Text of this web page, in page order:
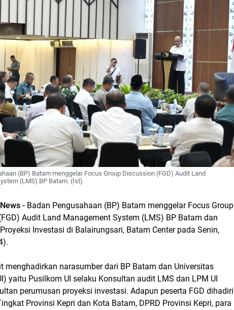
(BP) Batam menggelar Focus Group Discussion (FGD) Audit Land
(LMS) BP Batam. (Ist)
- Badan Pengusahaan (BP) Batam menggelar Focus Group
Audit Land Management System (LMS) BP Batam dan
Investasi di Balairungsari, Batam Center pada Senin,
menghadirkan narasumber dari BP Batam dan Universitas
yaitu Pusilkom UI selaku Konsultan audit LMS dan LPM UI
perumusan proyeksi investasi. Adapun peserta FGD dihadiri
Provinsi Kepri dan Kota Batam, DPRD Provinsi Kepri, para